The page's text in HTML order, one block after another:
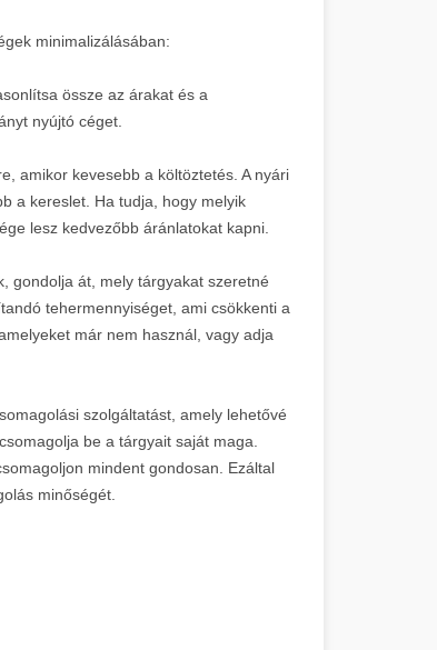
minimalizálásában:
össze az árakat és a
nyújtó céget.
amikor kevesebb a költöztetés. A nyári
a kereslet. Ha tudja, hogy melyik
lesz kedvezőbb áránlatokat kapni.
gondolja át, mely tárgyakat szeretné
tehermennyiséget, ami csökkenti a
már nem használ, vagy adja
szolgáltatást, amely lehetővé
be a tárgyait saját maga.
mindent gondosan. Ezáltal
minőségét.